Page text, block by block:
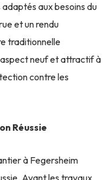
aux besoins du
et un rendu
traditionnelle
neuf et attractif à
contre les
Réussie
à Fegersheim